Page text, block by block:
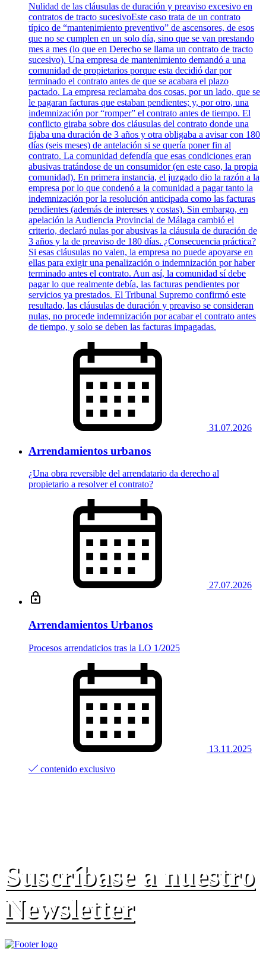
Nulidad de las cláusulas de duración y preaviso excesivo en
contratos de tracto sucesivoEste caso trata de un contrato
típico de “mantenimiento preventivo” de ascensores, de esos
que no se cumplen en un solo día, sino que se van prestando
mes a mes (lo que en Derecho se llama un contrato de tracto
sucesivo). Una empresa de mantenimiento demandó a una
comunidad de propietarios porque esta decidió dar por
terminado el contrato antes de que se acabara el plazo
pactado. La empresa reclamaba dos cosas, por un lado, que se
le pagaran facturas que estaban pendientes; y, por otro, una
indemnización por “romper” el contrato antes de tiempo. El
conflicto giraba sobre dos cláusulas del contrato donde una
fijaba una duración de 3 años y otra obligaba a avisar con 180
días (seis meses) de antelación si se quería poner fin al
contrato. La comunidad defendía que esas condiciones eran
abusivas tratándose de un consumidor (en este caso, la propia
comunidad). En primera instancia, el juzgado dio la razón a la
empresa por lo que condenó a la comunidad a pagar tanto la
indemnización por la resolución anticipada como las facturas
pendientes (además de intereses y costas). Sin embargo, en
apelación la Audiencia Provincial de Málaga cambió el
criterio, declaró nulas por abusivas la cláusula de duración de
3 años y la de preaviso de 180 días. ¿Consecuencia práctica?
Si esas cláusulas no valen, la empresa no puede apoyarse en
ellas para exigir una penalización o indemnización por haber
terminado antes el contrato. Aun así, la comunidad sí debe
pagar lo que realmente debía, las facturas pendientes por
servicios ya prestados. El Tribunal Supremo confirmó este
resultado, las cláusulas de duración y preaviso se consideran
nulas, no procede indemnización por acabar el contrato antes
de tiempo, y solo se deben las facturas impagadas.
31.07.2026
Arrendamientos urbanos
¿Una obra reversible del arrendatario da derecho al
propietario a resolver el contrato?
27.07.2026
Arrendamientos Urbanos
Procesos arrendaticios tras la LO 1/2025
13.11.2025
contenido exclusivo
Suscríbase a nuestro
Newsletter